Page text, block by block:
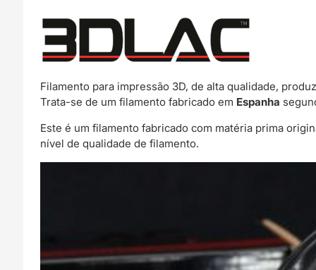
Filamento para impressão 3D, de alta qualidade,
Trata-se de um filamento fabricado em Espanha
Este é um filamento fabricado com matéria prima
nível de qualidade de filamento.